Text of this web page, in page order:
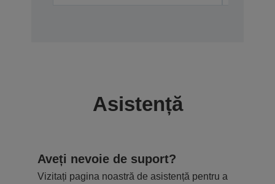
Asistență
Aveți nevoie de suport?
Vizitați pagina noastră de asistență pentru a